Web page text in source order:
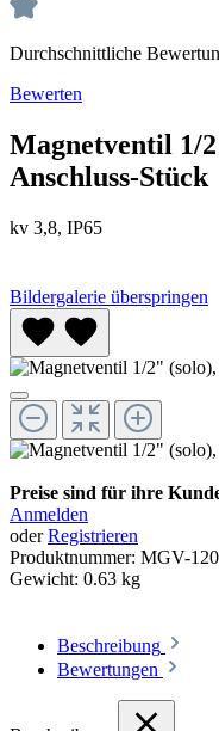
Durchschnittliche
Bewerten
Magnetventil 1/
Anschluss-Stück
kv 3,8, IP65
Bildergalerie überspringen
Preise sind für ihre
Anmelden
oderRegistrieren
Produktnummer: MGV-
Gewicht: 0.63 kg
Beschreibung
Bewertungen